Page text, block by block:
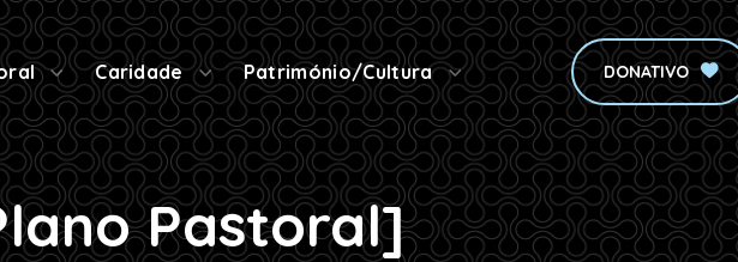
Caridade Património/Cultura DONATIVO
Pastoral]